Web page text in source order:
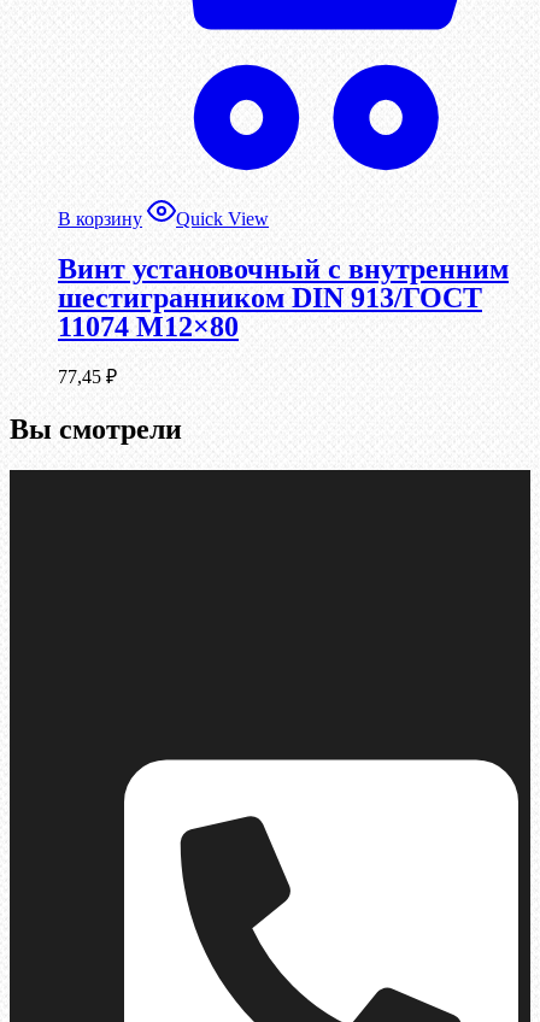
В корзину Quick View
Винт установочный с внутренним
шестигранником DIN 913/ГОСТ
11074 М12×80
77,45 ₽
Вы смотрели